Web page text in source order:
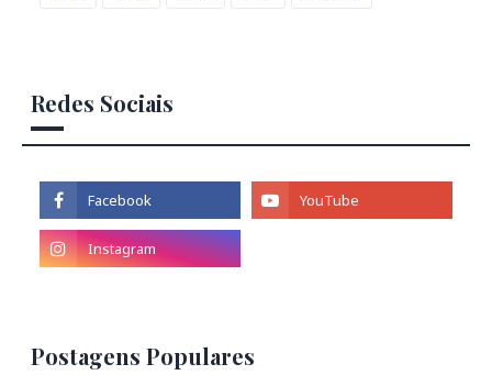
Redes Sociais
Postagens Populares